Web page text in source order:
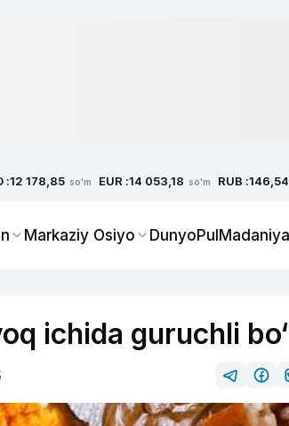
:12 178,85 so'm EUR :14 053,18 so'm RUB :146,54
Markaziy Osiyo DunyoPul
ichida guruchli